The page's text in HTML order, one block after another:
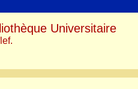
Universitaire